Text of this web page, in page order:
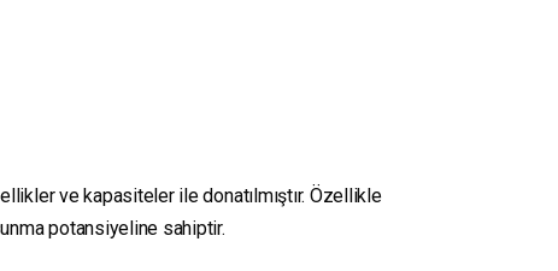
ve kapasiteler ile donatılmıştır. Özellikle
potansiyeline sahiptir.